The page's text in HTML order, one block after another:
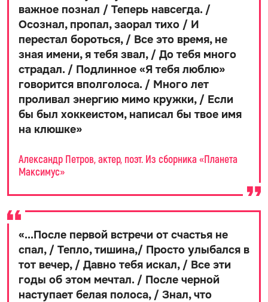
важное познал / Теперь навсегда. /
Осознал, пропал, заорал тихо / И
перестал бороться, / Все это время, не
зная имени, я тебя звал, / До тебя много
страдал. / Подлинное «Я тебя люблю»
говорится вполголоса. / Много лет
проливал энергию мимо кружки, / Если
бы был хоккеистом, написал бы твое имя
на клюшке»
Александр Петров, актер, поэт. Из сборника «Планета
Максимус»
«...После первой встречи от счастья не
спал, / Тепло, тишина,/ Просто улыбался в
тот вечер, / Давно тебя искал, / Все эти
годы об этом мечтал. / После черной
наступает белая полоса, / Знал, что